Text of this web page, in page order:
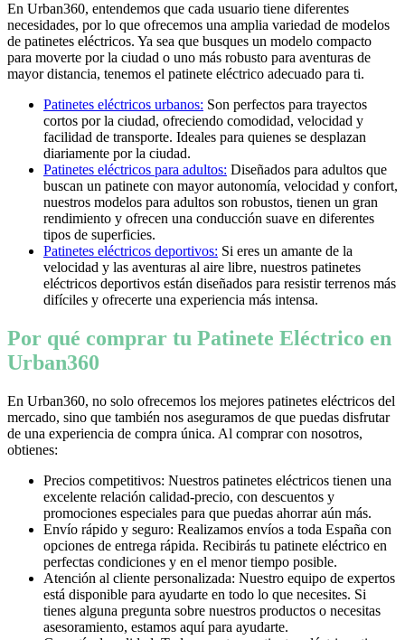
En Urban360, entendemos que cada usuario tiene diferentes
necesidades, por lo que ofrecemos una amplia variedad de modelos
de patinetes eléctricos. Ya sea que busques un modelo compacto
para moverte por la ciudad o uno más robusto para aventuras de
mayor distancia, tenemos el patinete eléctrico adecuado para ti.
Patinetes eléctricos urbanos: Son perfectos para trayectos
cortos por la ciudad, ofreciendo comodidad, velocidad y
facilidad de transporte. Ideales para quienes se desplazan
diariamente por la ciudad.
Patinetes eléctricos para adultos: Diseñados para adultos que
buscan un patinete con mayor autonomía, velocidad y confort,
nuestros modelos para adultos son robustos, tienen un gran
rendimiento y ofrecen una conducción suave en diferentes
tipos de superficies.
Patinetes eléctricos deportivos: Si eres un amante de la
velocidad y las aventuras al aire libre, nuestros patinetes
eléctricos deportivos están diseñados para resistir terrenos más
difíciles y ofrecerte una experiencia más intensa.
Por qué comprar tu Patinete Eléctrico en
Urban360
En Urban360, no solo ofrecemos los mejores patinetes eléctricos del
mercado, sino que también nos aseguramos de que puedas disfrutar
de una experiencia de compra única. Al comprar con nosotros,
obtienes:
Precios competitivos: Nuestros patinetes eléctricos tienen una
excelente relación calidad-precio, con descuentos y
promociones especiales para que puedas ahorrar aún más.
Envío rápido y seguro: Realizamos envíos a toda España con
opciones de entrega rápida. Recibirás tu patinete eléctrico en
perfectas condiciones y en el menor tiempo posible.
Atención al cliente personalizada: Nuestro equipo de expertos
está disponible para ayudarte en todo lo que necesites. Si
tienes alguna pregunta sobre nuestros productos o necesitas
asesoramiento, estamos aquí para ayudarte.